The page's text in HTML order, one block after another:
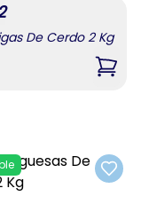
Cerdo 500 G
De Cerdo 2 Kg
,
Add